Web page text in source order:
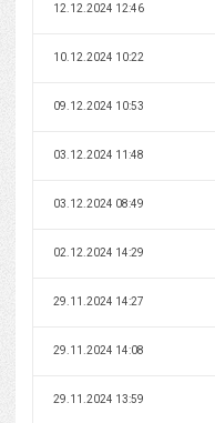
12.12.2024 12:46
10.12.2024 10:22
09.12.2024 10:53
03.12.2024 11:48
03.12.2024 08:49
02.12.2024 14:29
29.11.2024 14:27
29.11.2024 14:08
29.11.2024 13:59